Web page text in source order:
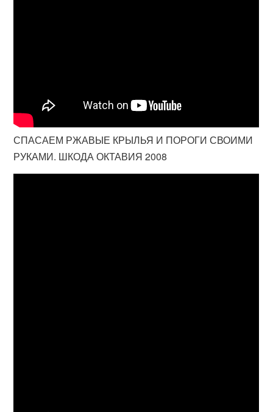
СПАСАЕМ РЖАВЫЕ КРЫЛЬЯ И ПОРОГИ СВОИМИ
РУКАМИ. ШКОДА ОКТАВИЯ 2008